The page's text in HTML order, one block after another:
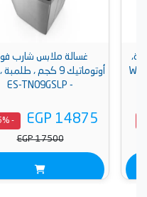
غسالة ملابس شارب فوق
أوتوماتيك 9 كجم ، طلمبة ، سيلفر
EGP 14875
- 15%
EGP 17500